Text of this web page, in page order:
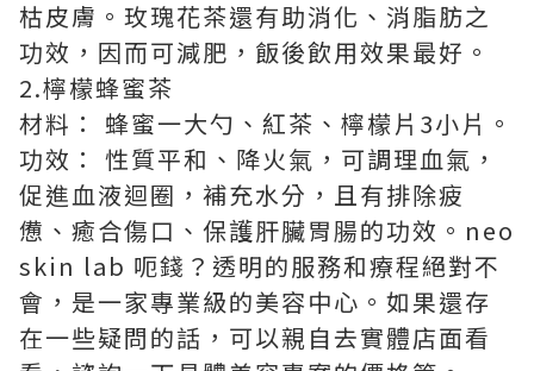
枯皮膚。玫瑰花茶還有助消化、消脂肪之
功效，因而可減肥，飯後飲用效果最好。
2.檸檬蜂蜜茶
材料： 蜂蜜一大勺、紅茶、檸檬片3小片。
功效： 性質平和、降火氣，可調理血氣，
促進血液迴圈，補充水分，且有排除疲
憊、癒合傷口、保護肝臟胃腸的功效。 neo
skin lab 呃錢 ？透明的服務和療程絕對不
會，是一家專業級的美容中心。如果還存
在一些疑問的話，可以親自去實體店面看